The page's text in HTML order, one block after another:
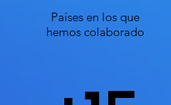
Países en los que
hemos colaborado